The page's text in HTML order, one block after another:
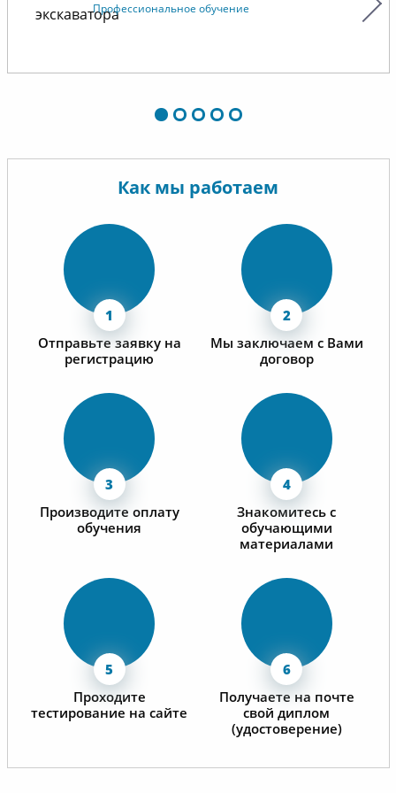
Профессиональное обучение
Как мы работаем
Отправьте заявку на
регистрацию
Мы заключаем с Вами
договор
Производите оплату
обучения
Знакомитесь с
обучающими
материалами
Проходите
тестирование на сайте
Получаете на почте
свой диплом
(удостоверение)